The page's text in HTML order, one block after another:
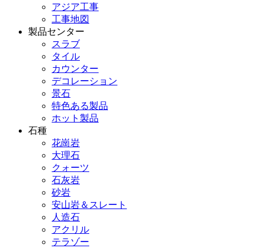
アジア工事
工事地図
製品センター
スラブ
タイル
カウンター
デコレーション
景石
特色ある製品
ホット製品
石種
花崗岩
大理石
クォーツ
石灰岩
砂岩
安山岩＆スレート
人造石
アクリル
テラゾー